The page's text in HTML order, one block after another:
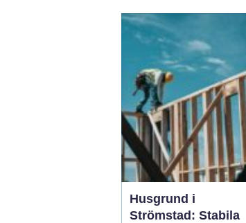
Stockholmsområdet
använder Volvo Penta,
just eftersom motorerna
är driftsäkra och
anpassade för nordiska
förhållanden. Men ...
Husgrund i
Strömstad: Stabila